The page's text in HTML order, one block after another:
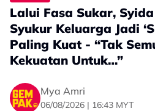
Lalui Fasa Sukar,
Syukur Keluarga Jadi
Paling Kuat - “Tak
Kekuatan Untuk…”
Mya Amri
06/08/2026 | 16:43 MYT